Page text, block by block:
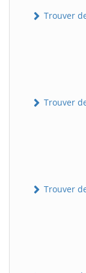
Trouver
Trouver
Trouver